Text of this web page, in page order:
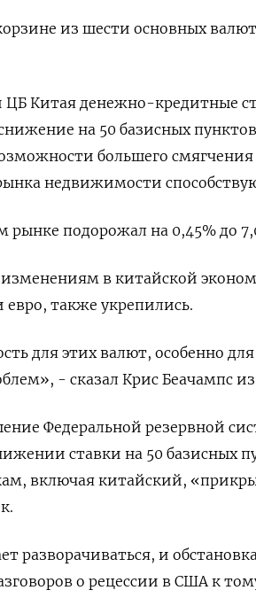
из шести основных
ЦБ Китая денежно-кредитные
на 50 базисных
большего
недвижимости
подорожал на 0,45% до
в китайской
также укрепились.
для этих валют, особенно
- сказал Крис Беачампс из
Федеральной резервной
ставки на 50 базисных
включая китайский,
разворачиваться, и
о рецессии в США к